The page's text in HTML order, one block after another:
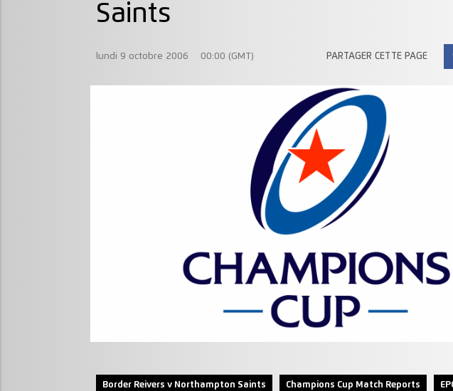
Saints
lundi 9 octobre 2006 00:00 (GMT) PARTAGER CETTE PAGE
Border Reivers v Northampton Saints Champions Cup Match Reports